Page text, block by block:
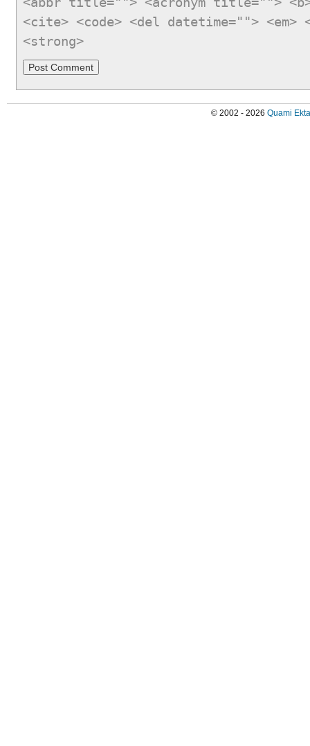
<cite> <code> <del datetime="">
<strong>
© 2002 - 2026 Quami